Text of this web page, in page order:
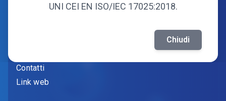
UNI CEI EN ISO/IEC 17025:2018.
Chiudi
Contatti
Link web